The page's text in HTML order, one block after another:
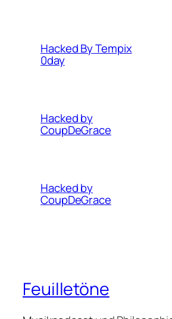
Hacked By Tempix
0day
Hacked by
CoupDeGrace
Hacked by
CoupDeGrace
Feuilletöne